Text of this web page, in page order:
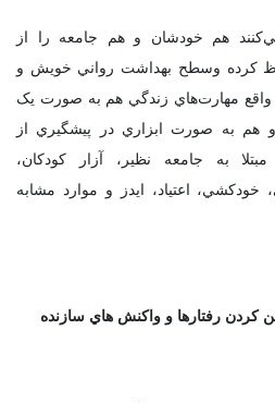
هم خودشان و هم جامعه را از
کرده وسطح بهداشت رواني خويش و
واقع مهارت‌هاي زندگي هم به صورت يک
هم به صورت ابزاري در پيشگيري از
به جامعه نظير، آزار کودکان،
اعتياد، ايدز و موارد مشابه
رفتارها و واکنش هاي سازنده